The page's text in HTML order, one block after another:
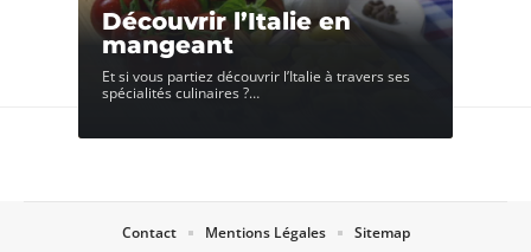
Découvrir l’Italie en
mangeant
Et si vous partiez découvrir l’Italie à travers ses
spécialités culinaires ?…
Contact Mentions Légales Sitemap